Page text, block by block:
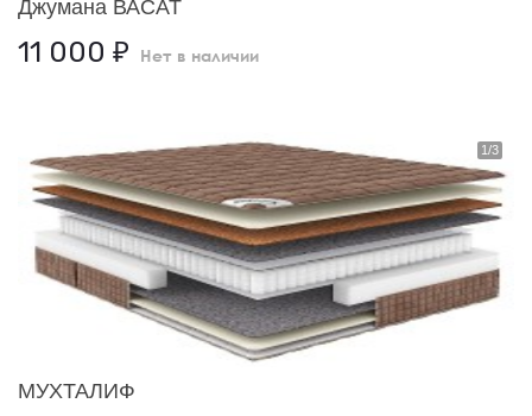
Джумана ВАСАТ
11 000 ₽ Нет в наличии
МУХТАЛИФ